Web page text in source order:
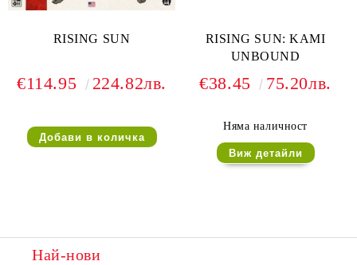
RISING SUN
€114.95 224.82лв.
RISING SUN: KAMI
UNBOUND
€38.45 75.20лв.
Няма наличност
Виж детайли
Най-нови